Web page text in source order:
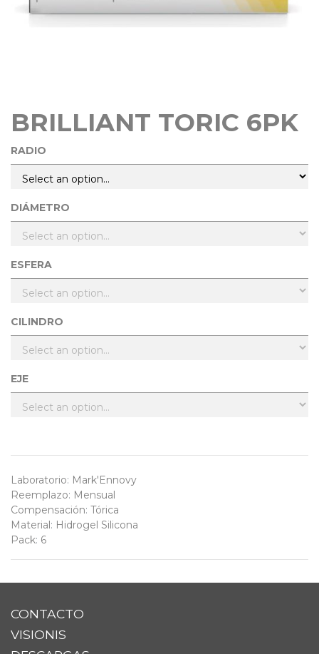
BRILLIANT TORIC 6PK
RADIO
DIÁMETRO
ESFERA
CILINDRO
EJE
Laboratorio: Mark'Ennovy
Reemplazo: Mensual
Compensación: Tórica
Material: Hidrogel Silicona
Pack: 6
CONTACTO
VISIONIS